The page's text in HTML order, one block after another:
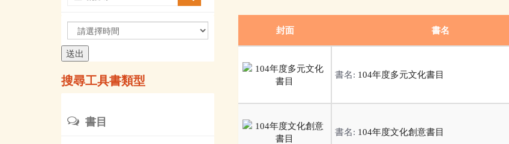
選
擇
時
間
搜尋工具書類型
書目
封面 書名
書名: 104年度多元文化書目
書名: 104年度文化創意書目